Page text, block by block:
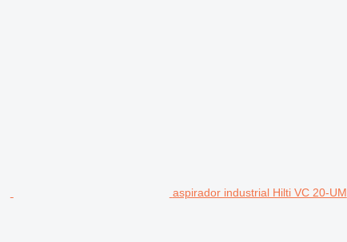
aspirador industrial Hilti VC 20-UM